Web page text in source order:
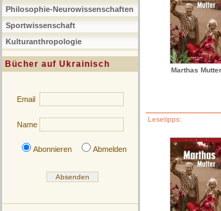
Philosophie-Neurowissenschaften
Sportwissenschaft
Kulturanthropologie
Bücher auf Ukrainisch
Email
Name
Abonnieren Abmelden
Marthas Mutter
Lesetipps: